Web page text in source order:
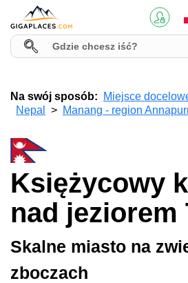
Na swój sposób: Miejsce
Nepal
Manang - region
Księżycowy
nad jeziorem
Skalne miasto na
zboczach